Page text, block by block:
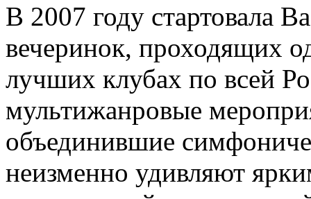
В 2007 году стартовала
вечеринок, проходящих
лучших клубах по всей
мультижанровые
объединившие
неизменно удивляют